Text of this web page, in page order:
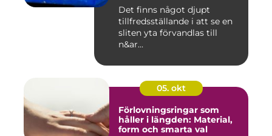
Det finns något djupt
tillfredsställande i att se en
sliten yta förvandlas till
n&ar...
05. okt
Förlovningsringar som
håller i längden: Material,
form och smarta val